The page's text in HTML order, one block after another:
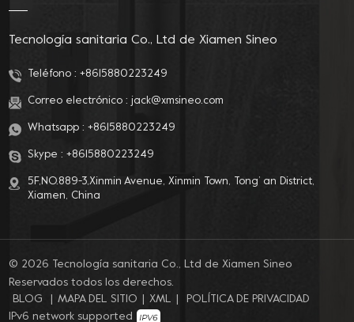
Tecnología sanitaria Co., Ltd de Xiamen Sineo
Teléfono : +8615880223249
Correo electrónico : jack@xmsineo.com
Whatsapp : +8615880223249
Skype : +8615880223249
5F,NO.889-3,Xinmin Avenue, Xinmin Town, Tong’ an District,
Xiamen, China
© 2026 Tecnología sanitaria Co., Ltd de Xiamen Sineo
Reservados todos los derechos.
BLOG
MAPA DEL SITIO XML
POLÍTICA DE PRIVACIDAD
IPv6 network supported